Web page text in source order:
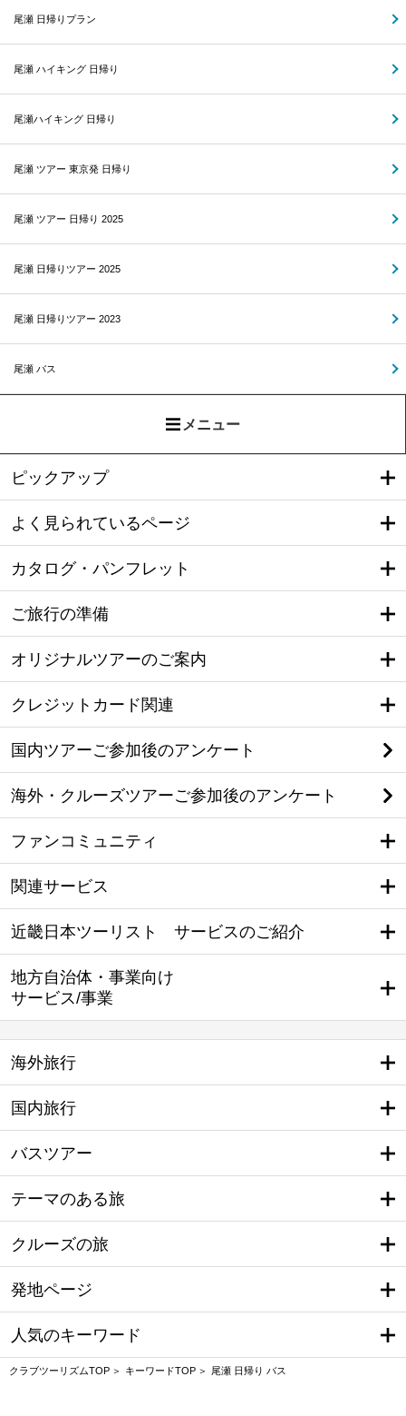
尾瀬 日帰りプラン
尾瀬 ハイキング 日帰り
尾瀬ハイキング 日帰り
尾瀬 ツアー 東京発 日帰り
尾瀬 ツアー 日帰り 2025
尾瀬 日帰りツアー 2025
尾瀬 日帰りツアー 2023
尾瀬 バス
メニュー
ピックアップ
よく見られているページ
カタログ・パンフレット
ご旅行の準備
オリジナルツアーのご案内
クレジットカード関連
国内ツアーご参加後のアンケート
海外・クルーズツアーご参加後のアンケート
ファンコミュニティ
関連サービス
近畿日本ツーリスト サービスのご紹介
地方自治体・事業向け
サービス/事業
海外旅行
国内旅行
バスツアー
テーマのある旅
クルーズの旅
発地ページ
人気のキーワード
クラブツーリズムTOP キーワードTOP 尾瀬 日帰り バス